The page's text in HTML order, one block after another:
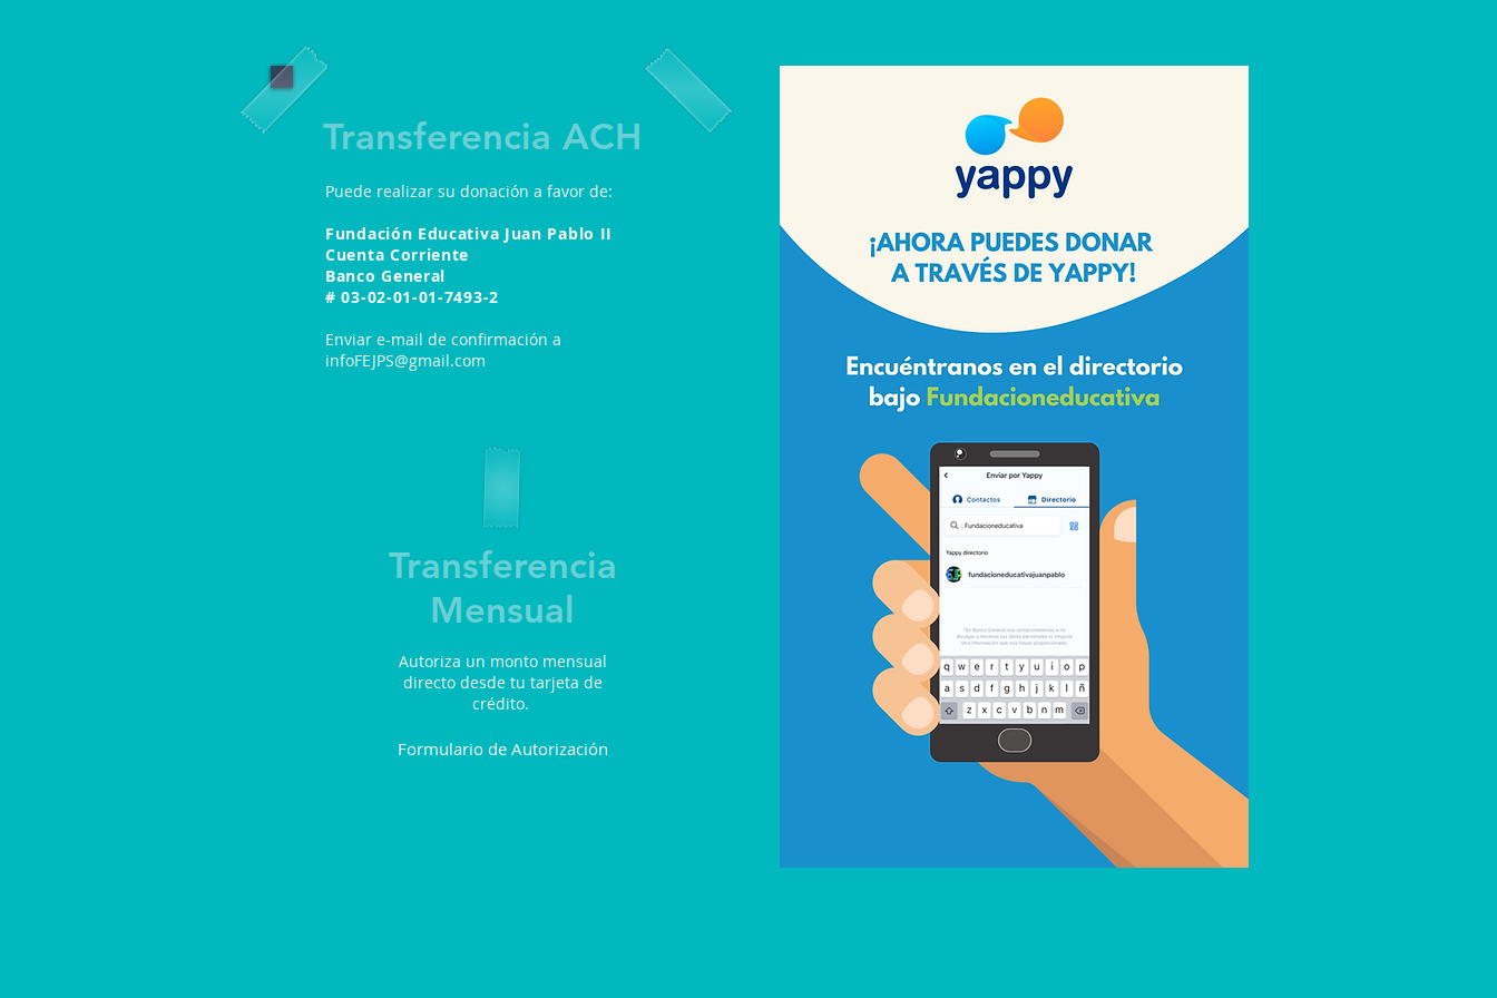
Transferencia ACH
Puede realizar su donación a favor de:
Fundación Educativa Juan Pablo II
Cuenta Corriente
Banco General
# 03-02-01-01-7493-2
Enviar e-mail de confirmación a
infoFEJPS@gmail.com
Transferencia
Mensual
Autoriza un monto mensual
directo desde tu tarjeta de
crédito.
Formulario de Autorización